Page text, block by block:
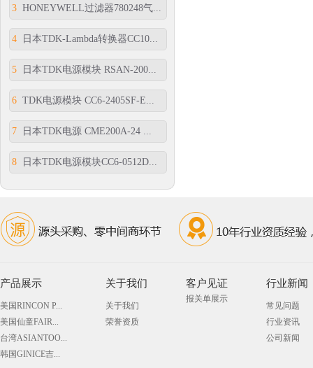
3 HONEYWELL过滤器780248气...
4 日本TDK-Lambda转换器CC10...
5 日本TDK电源模块 RSAN-200...
6 TDK电源模块 CC6-2405SF-E...
7 日本TDK电源 CME200A-24 ...
8 日本TDK电源模块CC6-0512D...
产品展示
美国RINCON P...
美国仙童FAIR...
台湾ASIANTOO...
韩国GINICE吉...
关于我们
关于我们
荣誉资质
客户见证
报关单展示
行业新闻
常见问题
行业资讯
公司新闻